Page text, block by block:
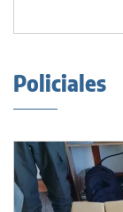
Policiales